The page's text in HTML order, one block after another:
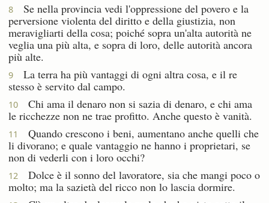
8
Se nella provincia vedi l'oppressione del povero e la
perversione violenta del diritto e della giustizia, non
meravigliarti della cosa; poiché sopra un'alta autorità ne
veglia una più alta, e sopra di loro, delle autorità ancora
più alte.
9
La terra ha più vantaggi di ogni altra cosa, e il re
stesso è servito dal campo.
10
Chi ama il denaro non si sazia di denaro, e chi ama
le ricchezze non ne trae profitto. Anche questo è vanità.
11
Quando crescono i beni, aumentano anche quelli che
li divorano; e quale vantaggio ne hanno i proprietari, se
non di vederli con i loro occhi?
12
Dolce è il sonno del lavoratore, sia che mangi poco o
molto; ma la sazietà del ricco non lo lascia dormire.